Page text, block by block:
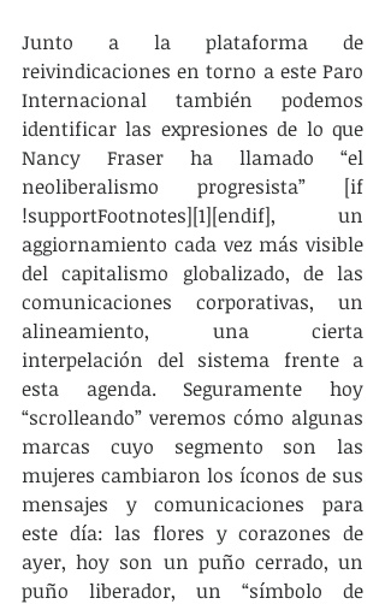
Junto a la plataforma de
reivindicaciones en torno a este Paro
Internacional también podemos
identificar las expresiones de lo que
Nancy Fraser ha llamado “el
neoliberalismo progresista” [if
!supportFootnotes][1][endif], un
aggiornamiento cada vez más visible
del capitalismo globalizado, de las
comunicaciones corporativas, un
alineamiento, una cierta
interpelación del sistema frente a
esta agenda. Seguramente hoy
“scrolleando” veremos cómo algunas
marcas cuyo segmento son las
mujeres cambiaron los íconos de sus
mensajes y comunicaciones para
este día: las flores y corazones de
ayer, hoy son un puño cerrado, un
puño liberador, un “símbolo de